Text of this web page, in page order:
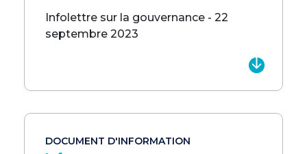
Infolettre sur la gouvernance - 22
septembre 2023
DOCUMENT D'INFORMATION